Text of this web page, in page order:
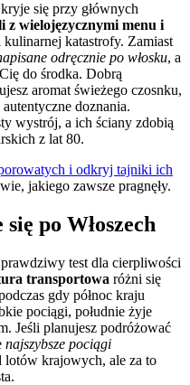
się przy głównych
z wielojęzycznymi menu i
katastrofy. Zamiast
odręcznie po włosku, a
do środka. Dobrą
aromat świeżego czosnku,
doznania.
wystrój, a ich ściany zdobią
z lat 80.
i odkryj tajniki ich
jakiego zawsze pragnęły.
po Włoszech
prawdziwy test dla cierpliwości
transportowa różni się
gdy północ kraju
pociągi, południe żyje
Jeśli planujesz podróżować
najszybsze pociągi
lotów krajowych, ale za to